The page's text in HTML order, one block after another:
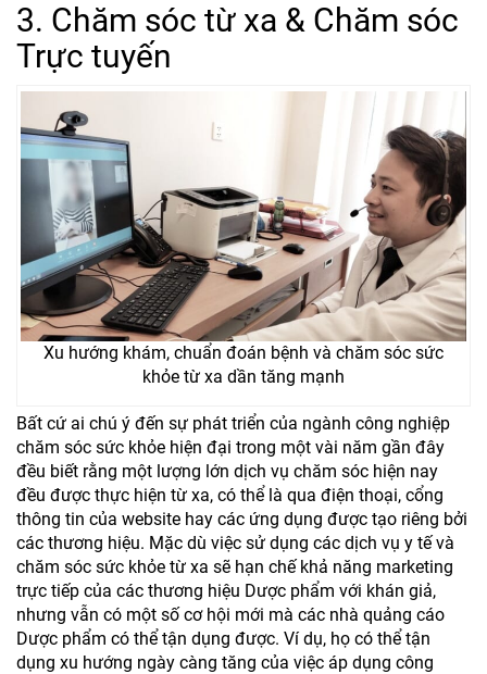
3. Chăm sóc từ xa & Chăm sóc
Trực tuyến
Xu hướng khám, chuẩn đoán bệnh và chăm sóc sức
khỏe từ xa dần tăng mạnh
Bất cứ ai chú ý đến sự phát triển của ngành công nghiệp
chăm sóc sức khỏe hiện đại trong một vài năm gần đây
đều biết rằng một lượng lớn dịch vụ chăm sóc hiện nay
đều được thực hiện từ xa, có thể là qua điện thoại, cổng
thông tin của website hay các ứng dụng được tạo riêng bởi
các thương hiệu. Mặc dù việc sử dụng các dịch vụ y tế và
chăm sóc sức khỏe từ xa sẽ hạn chế khả năng marketing
trực tiếp của các thương hiệu Dược phẩm với khán giả,
nhưng vẫn có một số cơ hội mới mà các nhà quảng cáo
Dược phẩm có thể tận dụng được. Ví dụ, họ có thể tận
dụng xu hướng ngày càng tăng của việc áp dụng công